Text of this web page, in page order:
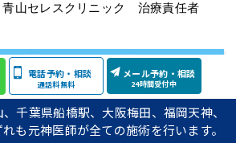
山セレスクリニック 治療責任者
年以上の経験がある元神医師が
リングからアフターケアまで
すべての診療を行います。
みが、診療を行っております。
医師が手術を行うことは絶対にありません。
電話予約・相談
通話料無料
メール予約・相談
24時間受付中
千葉県船橋駅、大阪梅田、福岡天神、
も元神医師が全ての施術を行います。